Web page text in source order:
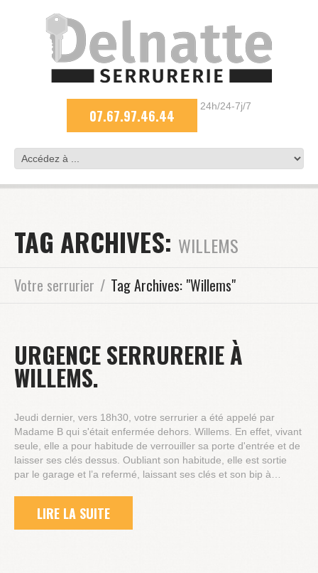
07.67.97.46.44
24h/24-7j/7
TAG ARCHIVES: WILLEMS
Votre serrurier Tag Archives: "Willems"
URGENCE SERRURERIE À
WILLEMS.
Jeudi dernier, vers 18h30, votre serrurier a été appelé par
Madame B qui s'était enfermée dehors. Willems. En effet, vivant
seule, elle a pour habitude de verrouiller sa porte d'entrée et de
laisser ses clés dessus. Oubliant son habitude, elle est sortie
par le garage et l’a refermé, laissant ses clés et son bip à…
LIRE LA SUITE